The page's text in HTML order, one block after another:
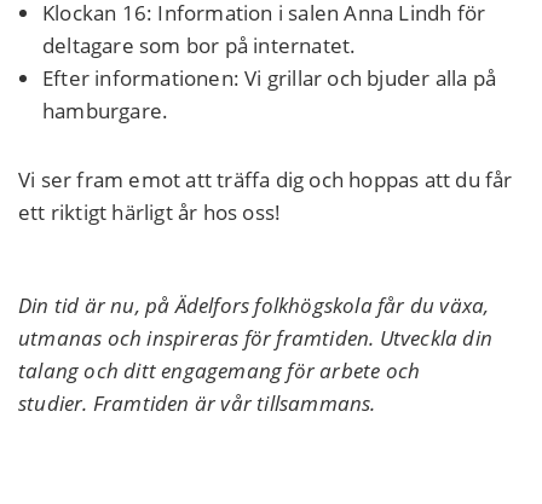
Klockan 16: Information i salen Anna Lindh för
deltagare som bor på internatet.
Efter informationen: Vi grillar och bjuder alla på
hamburgare.
Vi ser fram emot att träffa dig och hoppas att du får
ett riktigt härligt år hos oss!
Din tid är nu, på Ädelfors folkhögskola får du växa,
utmanas och inspireras för framtiden. Utveckla din
talang och ditt engagemang för arbete och
studier. Framtiden är vår tillsammans.